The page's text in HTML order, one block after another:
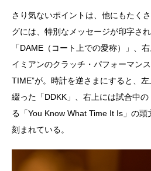
さり気ないポイントは、他にもたく
グには、特別なメッセージが印字さ
「DAME（コート上での愛称）」、
イミアンのクラッチ・パフォーマン
TIME”が。時計を逆さまにすると、
綴った「DDKK」、右上には試合中
る「You Know What Time It Is」の
刻まれている。